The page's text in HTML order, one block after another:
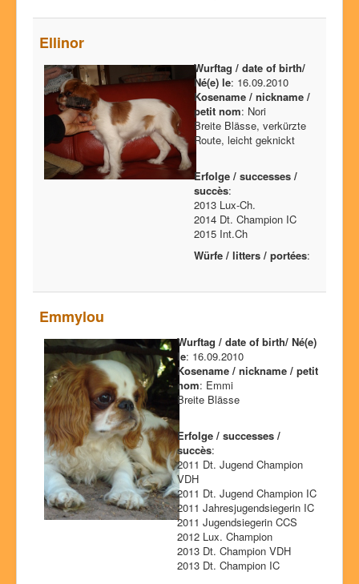
Ellinor
Wurftag / date of birth/
Né(e) le: 16.09.2010
Kosename / nickname /
petit nom: Nori
Breite Blässe, verkürzte
Route, leicht geknickt
Erfolge / successes /
succès:
2013 Lux-Ch.
2014 Dt. Champion IC
2015 Int.Ch
Würfe / litters / portées:
Emmylou
Wurftag / date of birth/ Né(e)
le: 16.09.2010
Kosename / nickname / petit
nom: Emmi
Breite Blässe
Erfolge / successes /
succès:
2011 Dt. Jugend Champion
VDH
2011 Dt. Jugend Champion IC
2011 Jahresjugendsiegerin IC
2011 Jugendsiegerin CCS
2012 Lux. Champion
2013 Dt. Champion VDH
2013 Dt. Champion IC